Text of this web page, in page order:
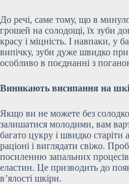
До речі, саме тому, що в
грошей на солодощі, їх зуби
красу і міцність. І навпаки, у
випічку, зуби дуже швидко
особливо в поєднанні з
Виникають висипання на
Якщо ви не можете без
залишатися молодими, вам
багато цукру і швидко старіти
раціоні і виглядати свіжо.
посиленню запальних
еластин. Це призводить до
в’ялості шкіри.